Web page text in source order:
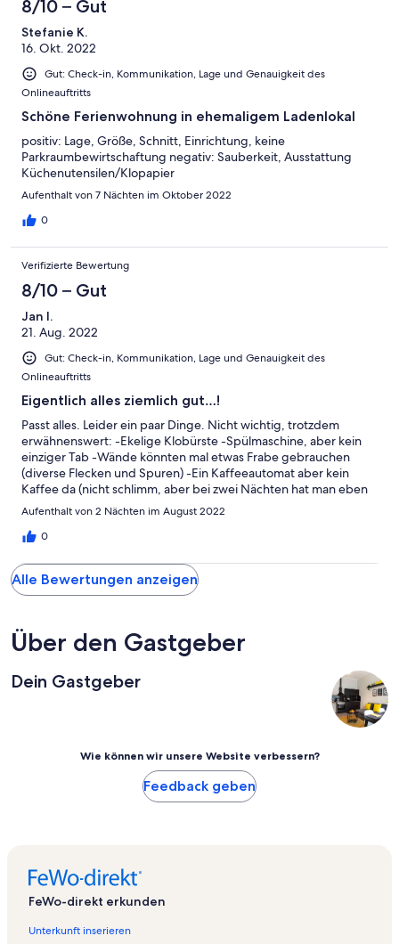
8/10 – Gut
Stefanie K.
16. Okt. 2022
Gut: Check-in, Kommunikation, Lage und Genauigkeit des
Onlineauftritts
Schöne Ferienwohnung in ehemaligem Ladenlokal
positiv: Lage, Größe, Schnitt, Einrichtung, keine
Parkraumbewirtschaftung negativ: Sauberkeit, Ausstattung
Küchenutensilen/Klopapier
Aufenthalt von 7 Nächten im Oktober 2022
0
Verifizierte Bewertung
8/10 – Gut
Jan I.
21. Aug. 2022
Gut: Check-in, Kommunikation, Lage und Genauigkeit des
Onlineauftritts
Eigentlich alles ziemlich gut…!
Passt alles. Leider ein paar Dinge. Nicht wichtig, trotzdem
erwähnenswert: -Ekelige Klobürste -Spülmaschine, aber kein
einziger Tab -Wände könnten mal etwas Frabe gebrauchen
(diverse Flecken und Spuren) -Ein Kaffeeautomat aber kein
Kaffee da (nicht schlimm, aber bei zwei Nächten hat man eben
keinen dabei…) Trotzdem danke für das Beherbergen!
Aufenthalt von 2 Nächten im August 2022
0
Alle Bewertungen anzeigen
Über den Gastgeber
Dein Gastgeber
Wie können wir unsere Website verbessern?
Feedback geben
FeWo-direkt erkunden
Unterkunft inserieren